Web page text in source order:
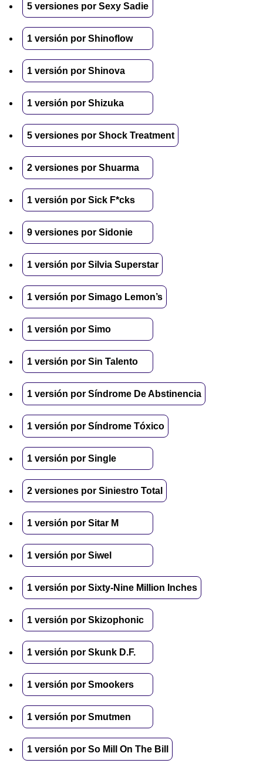
5 versiones por Sexy Sadie
1 versión por Shinoflow
1 versión por Shinova
1 versión por Shizuka
5 versiones por Shock Treatment
2 versiones por Shuarma
1 versión por Sick F*cks
9 versiones por Sidonie
1 versión por Silvia Superstar
1 versión por Simago Lemon’s
1 versión por Simo
1 versión por Sin Talento
1 versión por Síndrome De Abstinencia
1 versión por Síndrome Tóxico
1 versión por Single
2 versiones por Siniestro Total
1 versión por Sitar M
1 versión por Siwel
1 versión por Sixty-Nine Million Inches
1 versión por Skizophonic
1 versión por Skunk D.F.
1 versión por Smookers
1 versión por Smutmen
1 versión por So Mill On The Bill